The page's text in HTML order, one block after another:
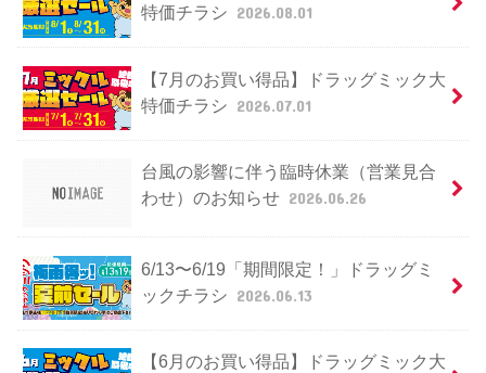
特価チラシ 2026.08.01
【7月のお買い得品】ドラッグミック大
特価チラシ 2026.07.01
台風の影響に伴う臨時休業（営業見合
わせ）のお知らせ 2026.06.26
6/13〜6/19「期間限定！」ドラッグミ
ックチラシ 2026.06.13
【6月のお買い得品】ドラッグミック大